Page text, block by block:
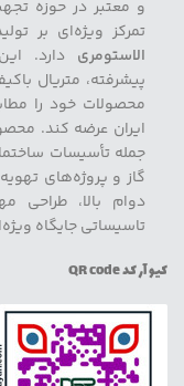
و معتبر در حوزه
تمرکز ویژه‌ای بر
الاستومری دارد.
پیشرفته، متریال
محصولات خود را
ایران عرضه کند.
جمله تأسیسات
گاز و پروژه‌های
دوام بالا،
تاسیساتی جایگاه
کیو آر کد QR code